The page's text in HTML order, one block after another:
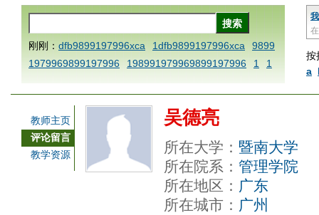
按
a
刚刚： dfb9899197996xca 1dfb9899197996xca
9899
1979969899197996
198991979969899197996 1
1
AAABBBCCCdefine blablaenddefine dfbxyzendtemplat
a
1dfbmath key98991 methodmultiply operand97996x
ca
1dfbsetx9899197996xxca
3
1dfbzzzzzzzzbbbccccdddeeexcareplacezo
1printdf
b 9899197996 xca
AAABBBCCCdefine blablaenddefin
e dfbxyzendtemplate dfbCCCBBBAAA
dfb
dfb989919
dfbmath key98991 methodmulti
教师主页
评论留言
教学资源
吴德亮
所在大学： 暨南大学
所在院系： 管理学院
所在地区： 广东
所在城市： 广州